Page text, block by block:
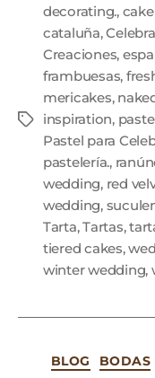
decorating.,
cataluña,
Creaciones,
frambuesas,
mericakes,
inspiration,
Pastel para
pastelería.,
wedding, red
wedding,
Tarta,Tartas,
tiered cakes,
winter wedding,
BLOG BODAS